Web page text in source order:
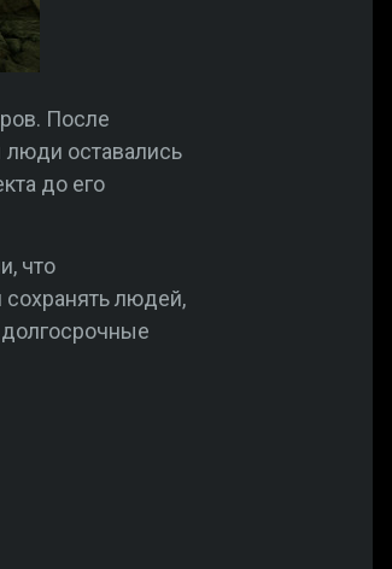
После
люди оставались
до его
что
людей,
долгосрочные